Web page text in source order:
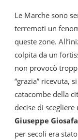
Le Marche sono
terremoti un
queste zone.
colpita da un
non provocò
“grazia” ricevuta,
catacombe della
decise di
Giuseppe
per secoli era